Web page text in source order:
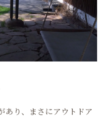
あり、まさにアウトドア